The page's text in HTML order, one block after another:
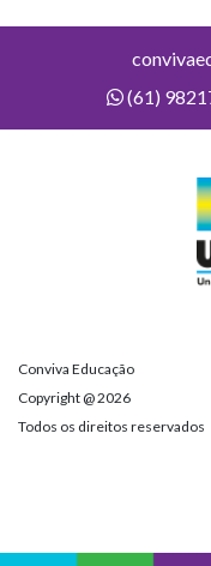
(61)
Conviva Educação
Copyright @ 2026
Todos os direitos reservados